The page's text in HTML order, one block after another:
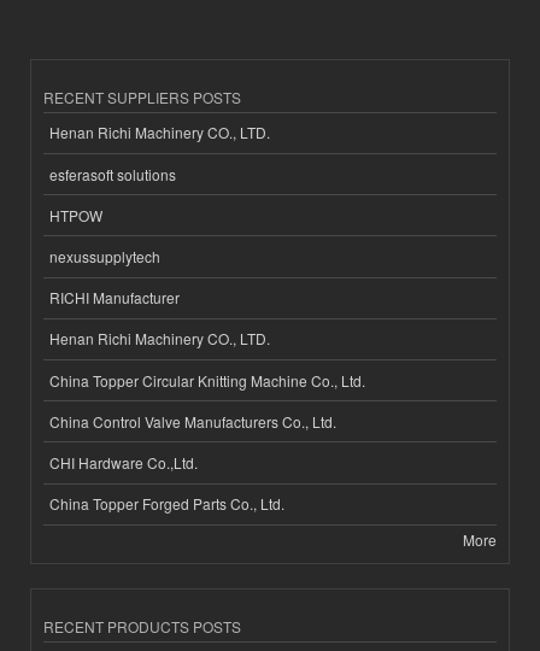
RECENT SUPPLIERS POSTS
Henan Richi Machinery CO., LTD.
esferasoft solutions
HTPOW
nexussupplytech
RICHI Manufacturer
Henan Richi Machinery CO., LTD.
China Topper Circular Knitting Machine Co., Ltd.
China Control Valve Manufacturers Co., Ltd.
CHI Hardware Co.,Ltd.
China Topper Forged Parts Co., Ltd.
More
RECENT PRODUCTS POSTS